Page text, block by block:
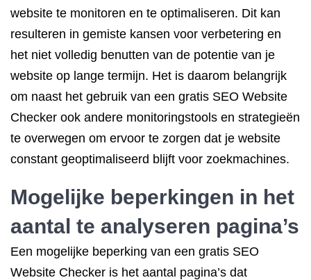
website te monitoren en te optimaliseren. Dit kan
resulteren in gemiste kansen voor verbetering en
het niet volledig benutten van de potentie van je
website op lange termijn. Het is daarom belangrijk
om naast het gebruik van een gratis SEO Website
Checker ook andere monitoringstools en strategieën
te overwegen om ervoor te zorgen dat je website
constant geoptimaliseerd blijft voor zoekmachines.
Mogelijke beperkingen in het
aantal te analyseren pagina’s
Een mogelijke beperking van een gratis SEO
Website Checker is het aantal pagina’s dat